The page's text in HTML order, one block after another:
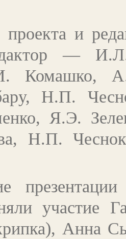
проекта и
—И.Л.
Комашко,
Н.П.
Я.Э.
Н.П.
участие
Анна